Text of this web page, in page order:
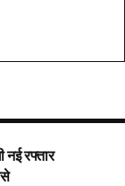
नई रफ्तार